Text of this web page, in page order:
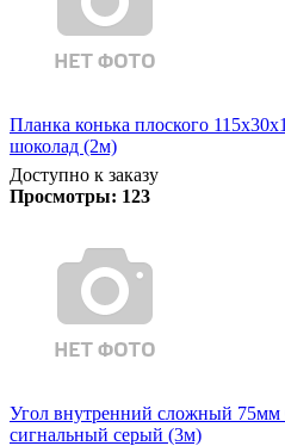
Планка конька плоского
шоколад (2м)
Доступно к заказу
Просмотры: 123
Угол внутренний сложный 75мм
сигнальный серый (3м)